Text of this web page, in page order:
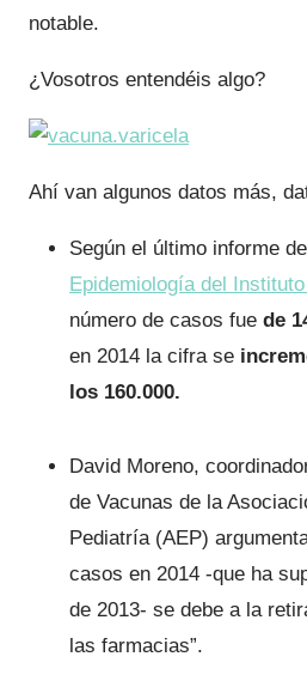
notable.
¿Vosotros entendéis algo?
Ahí van algunos datos más,
Según el último informe
Epidemiología del
número de casos fue de
en 2014 la cifra se
los 160.000.
David Moreno,
de Vacunas de la
Pediatría (AEP)
casos en 2014 -que ha
de 2013- se debe a la
las farmacias”.